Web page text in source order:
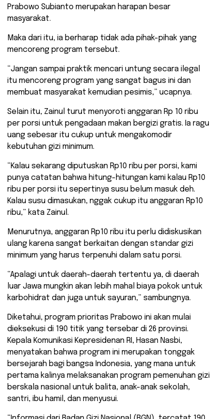
Prabowo Subianto merupakan harapan besar
masyarakat.
Maka dari itu, ia berharap tidak ada pihak-pihak yang
mencoreng program tersebut.
“Jangan sampai praktik mencari untung secara ilegal
itu mencoreng program yang sangat bagus ini dan
membuat masyarakat kemudian pesimis,” ucapnya.
Selain itu, Zainul turut menyoroti anggaran Rp 10 ribu
per porsi untuk pengadaan makan bergizi gratis. Ia ragu
uang sebesar itu cukup untuk mengakomodir
kebutuhan gizi minimum.
“Kalau sekarang diputuskan Rp10 ribu per porsi, kami
punya catatan bahwa hitung-hitungan kami kalau Rp10
ribu per porsi itu sepertinya susu belum masuk deh.
Kalau susu dimasukan, nggak cukup itu anggaran Rp10
ribu,” kata Zainul.
Menurutnya, anggaran Rp10 ribu itu perlu didiskusikan
ulang karena sangat berkaitan dengan standar gizi
minimum yang harus terpenuhi dalam satu porsi.
“Apalagi untuk daerah-daerah tertentu ya, di daerah
luar Jawa mungkin akan lebih mahal biaya pokok untuk
karbohidrat dan juga untuk sayuran,” sambungnya.
Diketahui, program prioritas Prabowo ini akan mulai
dieksekusi di 190 titik yang tersebar di 26 provinsi.
Kepala Komunikasi Kepresidenan RI, Hasan Nasbi,
menyatakan bahwa program ini merupakan tonggak
bersejarah bagi bangsa Indonesia, yang mana untuk
pertama kalinya melaksanakan program pemenuhan gizi
berskala nasional untuk balita, anak-anak sekolah,
santri, ibu hamil, dan menyusui.